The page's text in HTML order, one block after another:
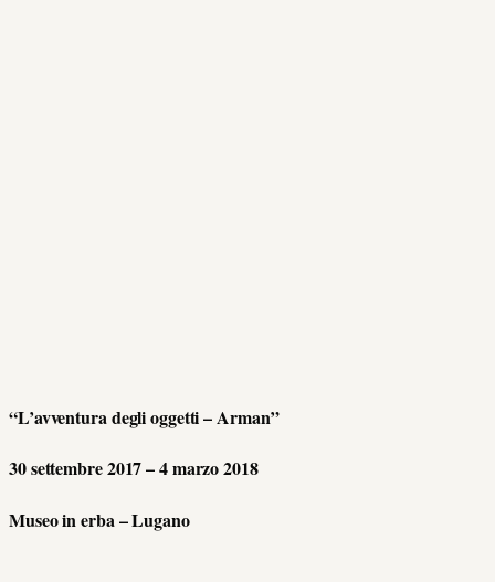
“L’avventura degli oggetti – Arman”
30 settembre 2017 – 4 marzo 2018
Museo in erba – Lugano